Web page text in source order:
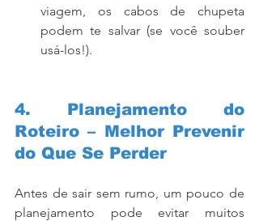
viagem, os cabos de chupeta
podem te salvar (se você souber
usá-los!).
4. Planejamento do
Roteiro – Melhor Prevenir
do Que Se Perder
Antes de sair sem rumo, um pouco de
planejamento pode evitar muitos